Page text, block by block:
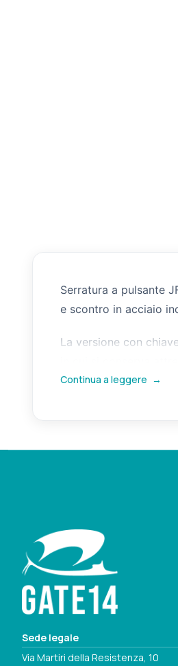
Serratura a pulsante
e scontro in acciaio
La versione con
umidità.
Continua a leggere →
Sede legale
Via Martiri della Resistenza, 10